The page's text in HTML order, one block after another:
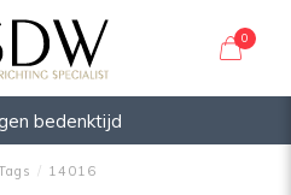
0
bedenktijd
/ 14016